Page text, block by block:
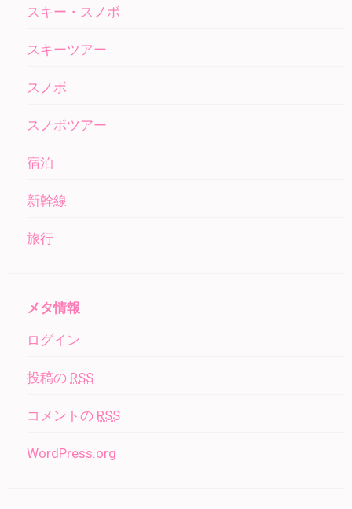
スキー・スノボ
スキーツアー
スノボ
スノボツアー
宿泊
新幹線
旅行
メタ情報
ログイン
投稿の RSS
コメントの RSS
WordPress.org